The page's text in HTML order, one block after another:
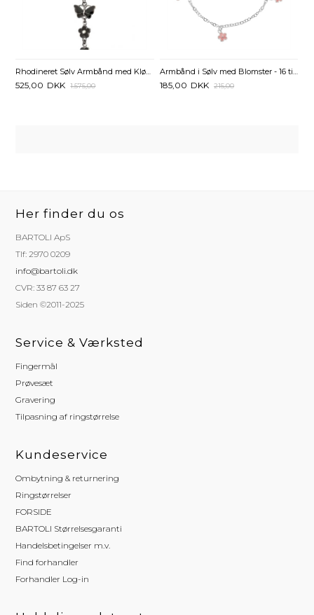
Rhodineret Sølv Armbånd med Kløver Blomst og Sommerfugl - 18 og 19 cm
525,00 DKK 1.575,00
Armbånd i Sølv med Blomster - 16 til 18 cm
185,00 DKK 215,00
Her finder du os
BARTOLI ApS
Tlf: 2970 0209
info@bartoli.dk
CVR: 33 87 63 27
Siden ©2011-2025
Service & Værksted
Fingermål
Prøvesæt
Gravering
Tilpasning af ringstørrelse
Kundeservice
Ombytning & returnering
Ringstørrelser
FORSIDE
BARTOLI Størrelsesgaranti
Handelsbetingelser m.v.
Find forhandler
Forhandler Log-in